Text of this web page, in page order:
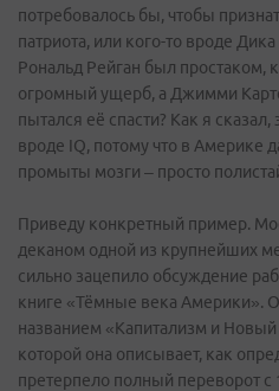
потребовалось бы, чтобы
патриота, или кого-то вроде
Рональд Рейган был простаком,
огромный ущерб, а Джимми
пытался её спасти? Как я
вроде IQ, потому что в Америке
промыты мозги – просто
Приведу конкретный пример.
деканом одной из крупнейших
сильно зацепило обсуждение
книге «Тёмные века Америки».
названием «Капитализм и
которой она описывает, как
претерпело полный переворот с